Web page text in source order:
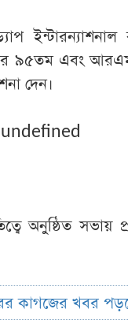
ইন্টারন্যাশনাল
৯৫তম এবং
দেন।
undefined
অনুষ্ঠিত সভায়
কাগজের খবর